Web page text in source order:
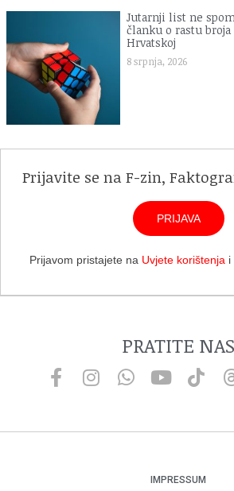
Jutarnji list ne
članku o rastu
Hrvatskoj
8 srpnja, 2026
Prijavite se na F-zin,
PRIJAVA
Prijavom pristajete na Uvjete korištenja i
PRATITE NAS
IMPRESSUM